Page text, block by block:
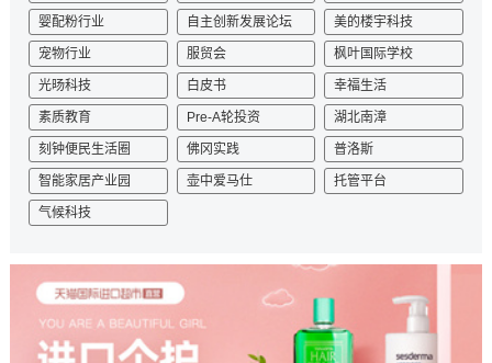
婴配粉行业 自主创新发展论坛 美的楼宇科技
宠物行业 服贸会 枫叶国际学校
光旸科技 白皮书 幸福生活
素质教育 Pre-A轮投资 湖北南漳
刻钟便民生活圈 佛冈实践 普洛斯
智能家居产业园 壶中爱马仕 托管平台
气候科技